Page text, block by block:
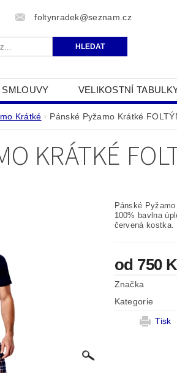
foltynradek@seznam.cz
VELIKOSTNÍ
PODMÍNKY OCHRANY
Krátké Pánské Pyžamo Krátké
KRÁTKÉ
Pánské
100% bavlna
červená kostka.
od 750
Značka
Kategorie
Tisk